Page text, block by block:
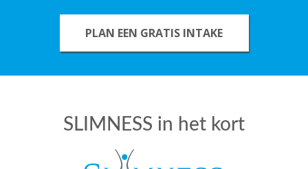
PLAN EEN GRATIS INTAKE
SLIMNESS in het kort